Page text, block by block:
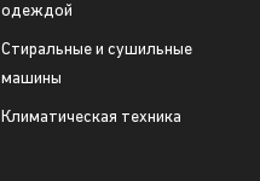
одеждой
Стиральные и сушильные
машины
Климатическая техника